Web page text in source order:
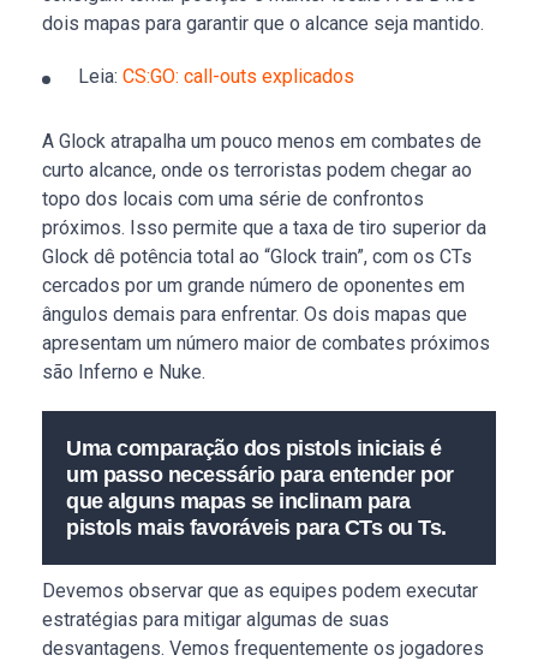
dois mapas para garantir que o alcance seja mantido.
Leia: CS:GO: call-outs explicados
A Glock atrapalha um pouco menos em combates de
curto alcance, onde os terroristas podem chegar ao
topo dos locais com uma série de confrontos
próximos. Isso permite que a taxa de tiro superior da
Glock dê potência total ao “Glock train”, com os CTs
cercados por um grande número de oponentes em
ângulos demais para enfrentar. Os dois mapas que
apresentam um número maior de combates próximos
são Inferno e Nuke.
Uma comparação dos pistols iniciais é
um passo necessário para entender por
que alguns mapas se inclinam para
pistols mais favoráveis para CTs ou Ts.
Devemos observar que as equipes podem executar
estratégias para mitigar algumas de suas
desvantagens. Vemos frequentemente os jogadores